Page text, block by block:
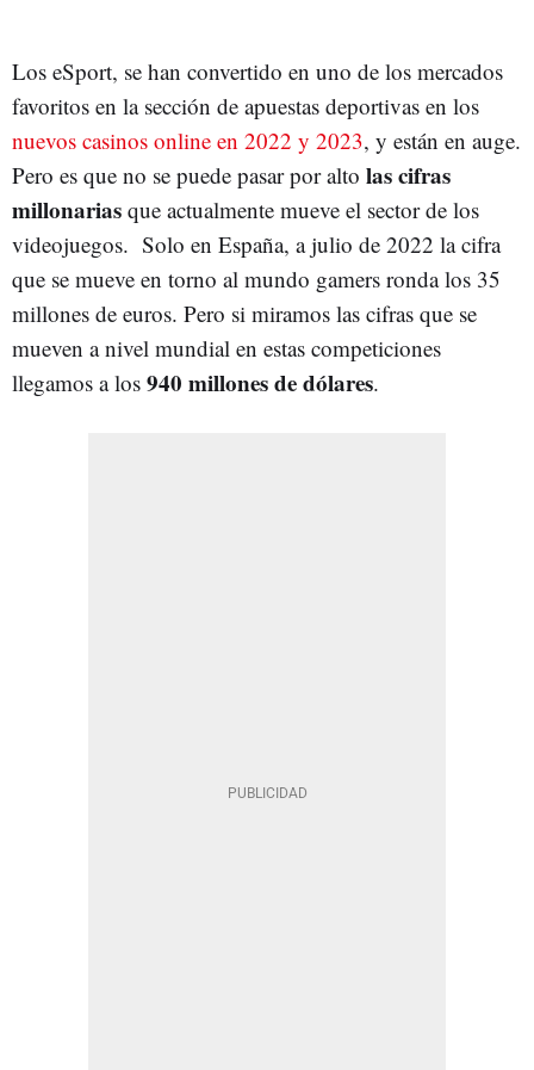
Los eSport, se han convertido en uno de los mercados
favoritos en la sección de apuestas deportivas en los
nuevos casinos online en 2022 y 2023, y están en auge.
Pero es que no se puede pasar por alto las cifras
millonarias que actualmente mueve el sector de los
videojuegos. Solo en España, a julio de 2022 la cifra
que se mueve en torno al mundo gamers ronda los 35
millones de euros. Pero si miramos las cifras que se
mueven a nivel mundial en estas competiciones
llegamos a los 940 millones de dólares.